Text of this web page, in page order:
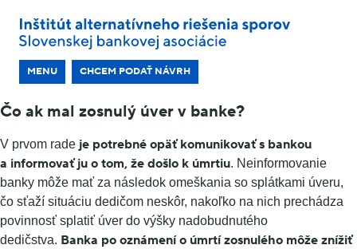
MENU CHCEM PODAŤ NÁVRH
Čo ak mal zosnulý úver v banke?
V prvom rade je potrebné opäť komunikovať s bankou
a informovať ju o tom, že došlo k úmrtiu. Neinformovanie
banky môže mať za následok omeškania so splátkami úveru,
čo sťaží situáciu dedičom neskôr, nakoľko na nich prechádza
povinnosť splatiť úver do výšky nadobudnutého
dedičstva. Banka po oznámení o úmrtí zosnulého môže znížiť